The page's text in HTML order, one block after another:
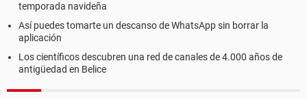
temporada navideña
Así puedes tomarte un descanso de WhatsApp sin borrar la
aplicación
Los científicos descubren una red de canales de 4.000 años de
antigüedad en Belice